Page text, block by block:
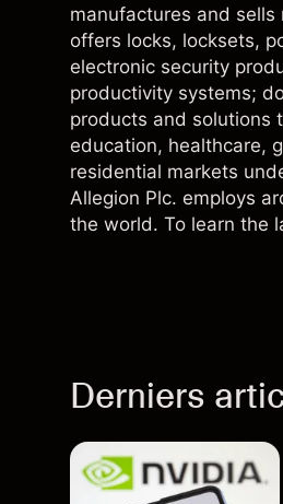
manufactures and
offers locks, locksets,
electronic security
productivity systems;
products and solutions
education, healthcare,
residential markets
Allegion Plc. employs
the world. To learn the
Derniers